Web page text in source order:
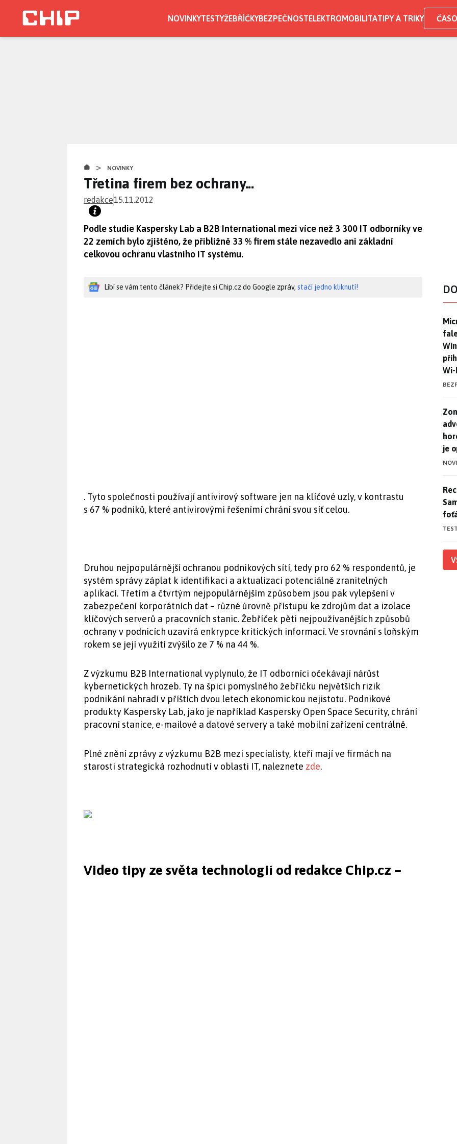
NOVINKYTESTYŽEBŘÍČKYBEZPEČNOSTELEKTROMOBILITATIPY A TRIKY
> NOVINKY
Třetina firem bez ochrany...
redakce15.11.2012
Podle studie Kaspersky Lab a B2B International mezi více než 3 300 IT odborníky ve
22 zemích bylo zjištěno, že přibližně 33 % firem stále nezavedlo ani základní
celkovou ochranu vlastního IT systému.
Líbí se vám tento článek? Přidejte si Chip.cz do Google zpráv, stačí jedno kliknutí!
. Tyto společnosti používají antivirový software jen na klíčové uzly, v kontrastu
s 67 % podniků, které antivirovými řešeními chrání svou síť celou.
Druhou nejpopulárnější ochranou podnikových sítí, tedy pro 62 % respondentů, je
systém správy záplat k identifikaci a aktualizaci potenciálně zranitelných
aplikací. Třetím a čtvrtým nejpopulárnějším způsobem jsou pak vylepšení v
zabezpečení korporátních dat – různé úrovně přístupu ke zdrojům dat a izolace
klíčových serverů a pracovních stanic. Žebříček pěti nejpoužívanějších způsobů
ochrany v podnicích uzavírá enkrypce kritických informací. Ve srovnání s loňským
rokem se její využití zvýšilo ze 7 % na 44 %.
Z výzkumu B2B International vyplynulo, že IT odborníci očekávají nárůst
kybernetických hrozeb. Ty na špici pomyslného žebříčku největších rizik
podnikání nahradí v příštích dvou letech ekonomickou nejistotu. Podnikové
produkty Kaspersky Lab, jako je například Kaspersky Open Space Security, chrání
pracovní stanice, e-mailové a datové servery a také mobilní zařízení centrálně.
Plné znění zprávy z výzkumu B2B mezi specialisty, kteří mají ve firmách na
starosti strategická rozhodnutí v oblasti IT, naleznete zde.
Video tipy ze světa technologií od redakce Chip.cz –
Wi-
je